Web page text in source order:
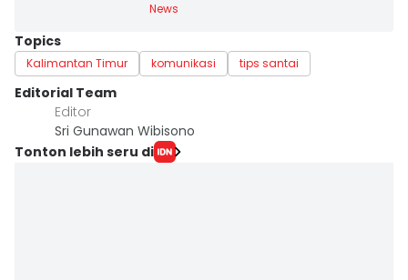
News
Topics
Kalimantan Timur komunikasi tips santai
Editorial Team
Editor
Sri Gunawan Wibisono
Tonton lebih seru di